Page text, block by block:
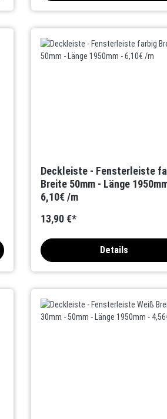
Deckleiste - Fensterleiste
Breite 50mm - Länge
6,10€ /m
13,90 €*
Details